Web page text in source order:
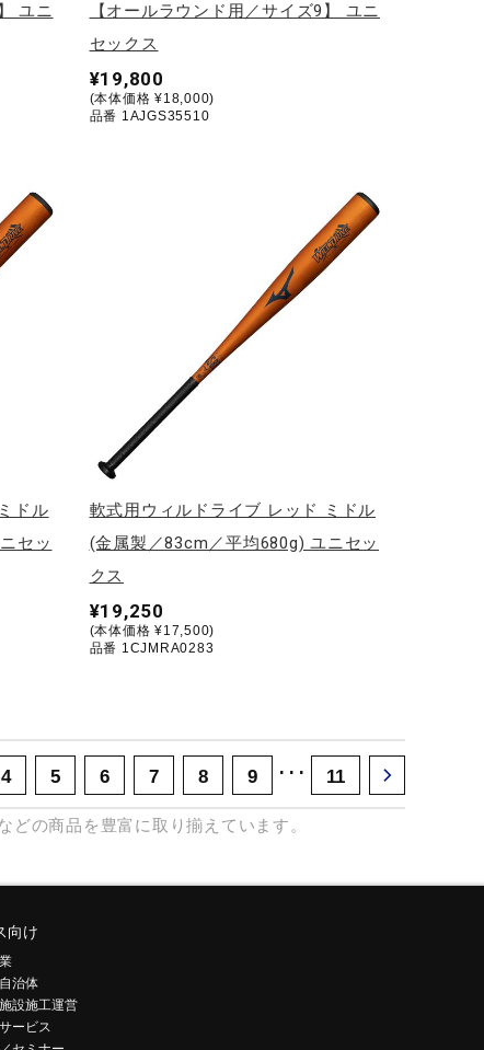
ユニ
【オールラウンド用／サイズ9】 ユニ
セックス
¥19,800
(本体価格 ¥18,000)
品番 1AJGS35510
ドル
セッ
軟式用ウィルドライブ レッド ミドル
(金属製／83cm／平均680g) ユニセッ
クス
¥19,250
(本体価格 ¥17,500)
品番 1CJMRA0283
4 5 6 7 8 9 ･･･ 11
どの商品を豊富に取り揃えています。
向け
治体
設施工運営
ービス